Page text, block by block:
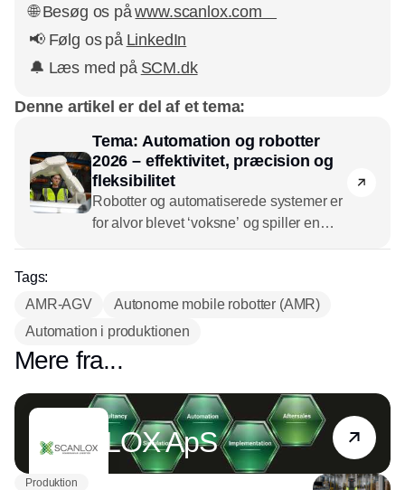
🌐 Besøg os påwww.scanlox.com
📢 Følg os på LinkedIn
🔔 Læs med på SCM.dk
Denne artikel er del af et tema:
Tema: Automation og robotter
2026 – effektivitet, præcision og
fleksibilitet
Robotter og automatiserede systemer er
for alvor blevet ‘voksne’ og spiller en
og tilgængelighed. Det gør nemlig muligt
både at øge produktivitet og hurtigt
tilpasse sig ændrede markedsvilkår.
Tags:
AMR-AGV
Autonome mobile robotter (AMR)
Automation i produktionen
Mere fra...
SCANLOX ApS
Produktion